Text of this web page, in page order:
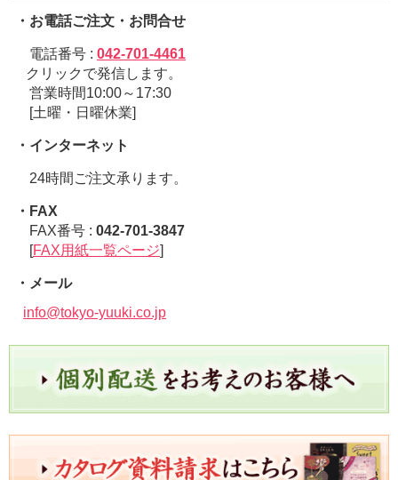
・お電話ご注文・お問合せ
電話番号 : 042-701-4461
クリックで発信します。
営業時間10:00～17:30
[土曜・日曜休業]
・インターネット
24時間ご注文承ります。
・FAX
FAX番号 : 042-701-3847
[FAX用紙一覧ページ]
・メール
info@tokyo-yuuki.co.jp